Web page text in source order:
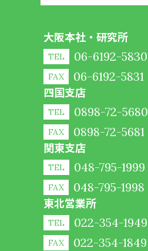
大阪本社・研究所
TEL 06-6192-5830
FAX 06-6192-5831
四国支店
TEL 0898-72-5680
FAX 0898-72-5681
関東支店
TEL 048-795-1999
FAX 048-795-1998
東北営業所
TEL 022-354-1949
FAX 022-354-1849